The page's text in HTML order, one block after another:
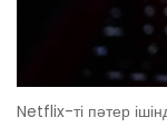
Netflix-ті пәтер